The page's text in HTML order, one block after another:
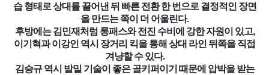
습 형태로 상대를 끌어낸 뒤 빠른 전환 한 번으로 결정적인 장면
을 만드는 쪽이 더 어울린다.
후방에는 김민재처럼 롱패스와 전진 수비에 강한 자원이 있고,
이기혁과 이강인 역시 장거리 킥을 통해 상대 라인 뒤쪽을 직접
겨냥할 수 있다.
김승규 역시 발밑 기술이 좋은 골키퍼이기 때문에 압박을 받는